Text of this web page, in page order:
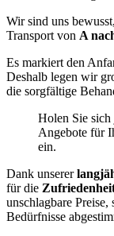
Wir sind uns
Transport von A
Es markiert den
Deshalb legen wir
die sorgfältige
Holen Sie
Angebote für
ein.
Dank unserer
für die
unschlagbare
Bedürfnisse